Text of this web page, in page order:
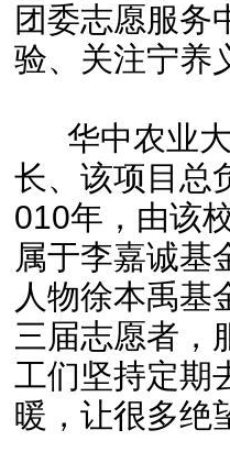
团委志愿服务
验、关注宁养
华中农业大
长、该项目总
010年，由该
属于李嘉诚基
人物徐本禹基
三届志愿者，
工们坚持定期
暖，让很多绝